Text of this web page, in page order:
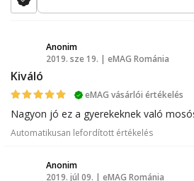
Anonim
2019. sze 19. | eMAG Románia
Kiváló
eMAG vásárlói értékelés
Nagyon jó ez a gyerekeknek való
Automatikusan lefordított értékelés
Anonim
2019. júl 09. | eMAG Románia